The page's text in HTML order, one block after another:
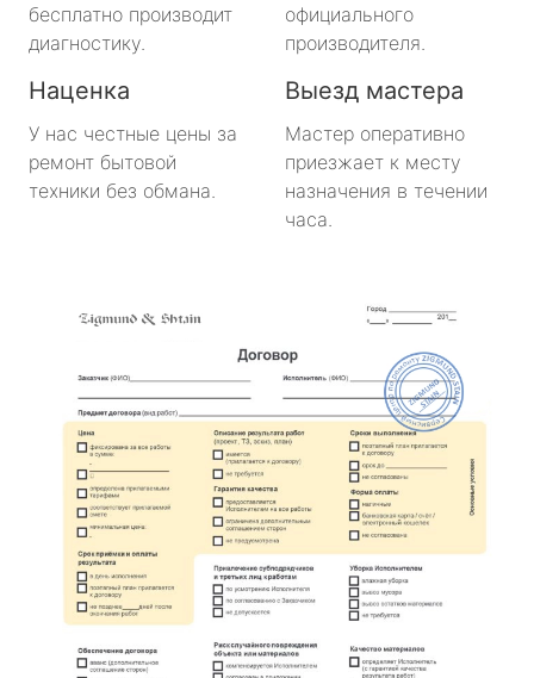
бесплатно производит
диагностику.
официального
производителя.
Наценка
У нас честные цены за
ремонт бытовой
техники без обмана.
Выезд мастера
Мастер оперативно
приезжает к месту
назначения в течении
часа.